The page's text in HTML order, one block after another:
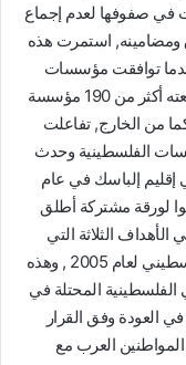
في صفوفها لعدم إجماع
استمرت هذه
من التراجع والانقسام حتى عام 2005 عندما توافقت مؤسسات
المجتمع المدني الفلسطيني على نداء موحد وقعته أكثر من 190 مؤسسة
من الخارج, تفاعلت
الفلسطينية وحدث
إقليم إلباسك في عام
لورقة مشتركة أطلق
الأهداف الثلاثة التي
جاءت في نداء مؤسسات المجتمع المدني الفلسطيني لعام 2005 , وهذه
الفلسطينية المحتلة في
في العودة وفق القرار
المواطنين العرب مع